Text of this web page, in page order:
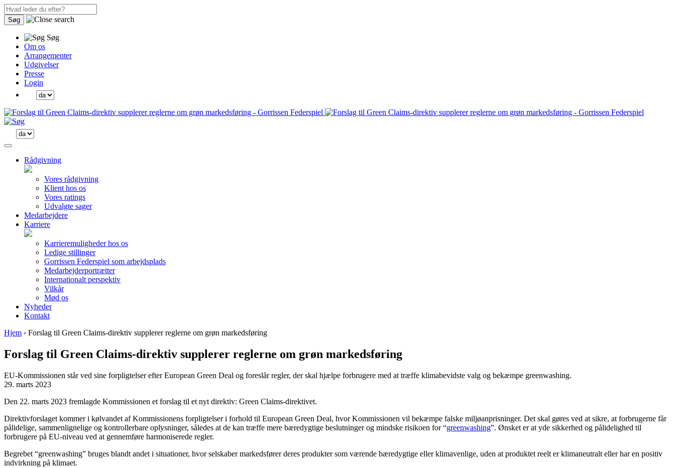
Søg
Søg
Om os
Arrangementer
Udgivelser
Presse
Login
Rådgivning
Vores rådgivning
Klient hos os
Vores ratings
Udvalgte sager
Medarbejdere
Karriere
Karrieremuligheder hos os
Ledige stillinger
Gorrissen Federspiel som arbejdsplads
Medarbejderportrætter
Internationalt perspektiv
Vilkår
Mød os
Nyheder
Kontakt
Hjem › Forslag til Green Claims-direktiv supplerer reglerne om grøn markedsføring
Forslag til Green Claims-direktiv supplerer reglerne om grøn markedsføring
EU-Kommissionen står ved sine forpligtelser efter European Green Deal og foreslår regler, der skal hjælpe forbrugere med at træffe klimabevidste valg og bekæmpe greenwashing.
29. marts 2023
Den 22. marts 2023 fremlagde Kommissionen et forslag til et nyt direktiv: Green Claims-direktivet.
Direktivforslaget kommer i kølvandet af Kommissionens forpligtelser i forhold til European Green Deal, hvor Kommissionen vil bekæmpe falske miljøanprisninger. Det skal gøres ved at sikre, at forbrugerne får
pålidelige, sammenlignelige og kontrollerbare oplysninger, således at de kan træffe mere bæredygtige beslutninger og mindske risikoen for “greenwashing”. Ønsket er at yde sikkerhed og pålidelighed til
forbrugere på EU-niveau ved at gennemføre harmoniserede regler.
Begrebet “greenwashing” bruges blandt andet i situationer, hvor selskaber markedsfører deres produkter som værende bæredygtige eller klimavenlige, uden at produktet reelt er klimaneutralt eller har en positiv
indvirkning på klimaet.